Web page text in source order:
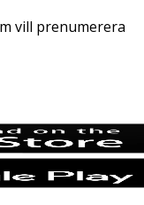
vill prenumerera